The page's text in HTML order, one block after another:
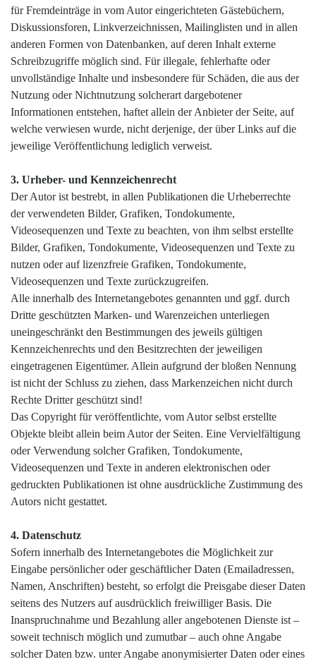
für Fremdeinträge in vom Autor eingerichteten Gästebüchern,
Diskussionsforen, Linkverzeichnissen, Mailinglisten und in allen
anderen Formen von Datenbanken, auf deren Inhalt externe
Schreibzugriffe möglich sind. Für illegale, fehlerhafte oder
unvollständige Inhalte und insbesondere für Schäden, die aus der
Nutzung oder Nichtnutzung solcherart dargebotener
Informationen entstehen, haftet allein der Anbieter der Seite, auf
welche verwiesen wurde, nicht derjenige, der über Links auf die
jeweilige Veröffentlichung lediglich verweist.
3. Urheber- und Kennzeichenrecht
Der Autor ist bestrebt, in allen Publikationen die Urheberrechte
der verwendeten Bilder, Grafiken, Tondokumente,
Videosequenzen und Texte zu beachten, von ihm selbst erstellte
Bilder, Grafiken, Tondokumente, Videosequenzen und Texte zu
nutzen oder auf lizenzfreie Grafiken, Tondokumente,
Videosequenzen und Texte zurückzugreifen.
Alle innerhalb des Internetangebotes genannten und ggf. durch
Dritte geschützten Marken- und Warenzeichen unterliegen
uneingeschränkt den Bestimmungen des jeweils gültigen
Kennzeichenrechts und den Besitzrechten der jeweiligen
eingetragenen Eigentümer. Allein aufgrund der bloßen Nennung
ist nicht der Schluss zu ziehen, dass Markenzeichen nicht durch
Rechte Dritter geschützt sind!
Das Copyright für veröffentlichte, vom Autor selbst erstellte
Objekte bleibt allein beim Autor der Seiten. Eine Vervielfältigung
oder Verwendung solcher Grafiken, Tondokumente,
Videosequenzen und Texte in anderen elektronischen oder
gedruckten Publikationen ist ohne ausdrückliche Zustimmung des
Autors nicht gestattet.
4. Datenschutz
Sofern innerhalb des Internetangebotes die Möglichkeit zur
Eingabe persönlicher oder geschäftlicher Daten (Emailadressen,
Namen, Anschriften) besteht, so erfolgt die Preisgabe dieser Daten
seitens des Nutzers auf ausdrücklich freiwilliger Basis. Die
Inanspruchnahme und Bezahlung aller angebotenen Dienste ist –
soweit technisch möglich und zumutbar – auch ohne Angabe
solcher Daten bzw. unter Angabe anonymisierter Daten oder eines